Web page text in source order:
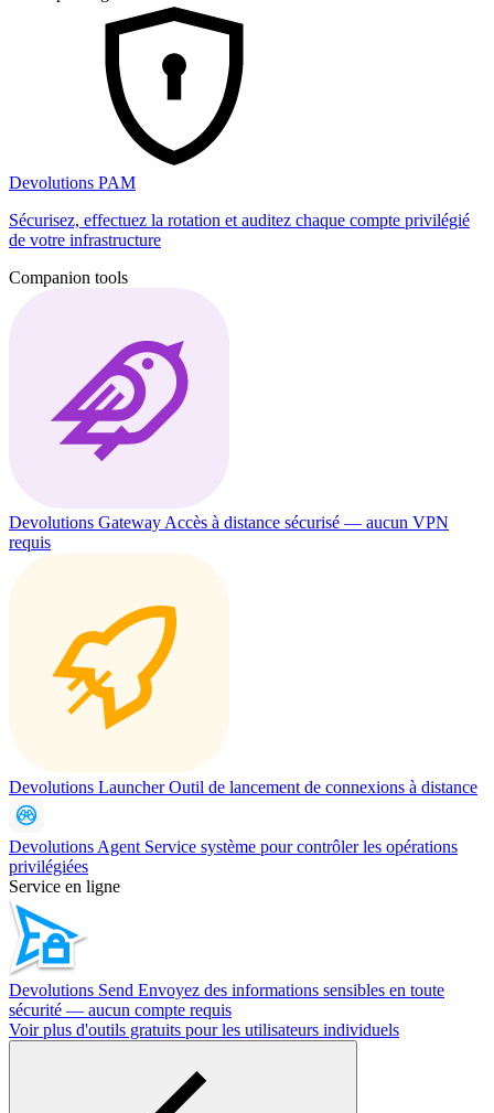
Devolutions PAM
Sécurisez, effectuez la rotation et auditez chaque compte privilégié
de votre infrastructure
Companion tools
Devolutions Gateway Accès à distance sécurisé — aucun VPN
requis
Devolutions LauncherOutil de lancement de connexions à distance
Devolutions Agent Service système pour contrôler les opérations
privilégiées
Service en ligne
Devolutions Send Envoyez des informations sensibles en toute
sécurité — aucun compte requis
Voir plus d'outils gratuits pour les utilisateurs individuels